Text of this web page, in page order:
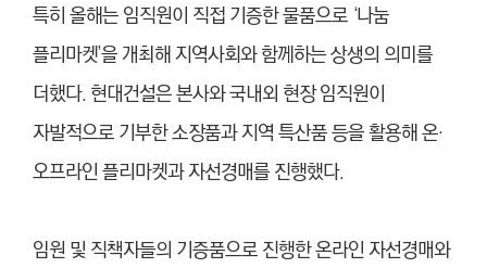
특히 올해는 임직원이 직접 기증한 물품으로 ‘나눔
플리마켓’을 개최해 지역사회와 함께하는 상생의 의미를
더했다. 현대건설은 본사와 국내외 현장 임직원이
자발적으로 기부한 소장품과 지역 특산품 등을 활용해 온·
오프라인 플리마켓과 자선경매를 진행했다.
임원 및 직책자들의 기증품으로 진행한 온라인 자선경매와